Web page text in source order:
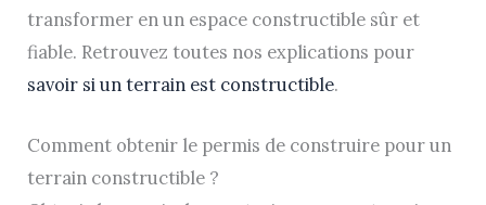
transformer en un espace constructible sûr et
fiable. Retrouvez toutes nos explications pour
savoir si un terrain est constructible.
Comment obtenir le permis de construire pour un
terrain constructible ?